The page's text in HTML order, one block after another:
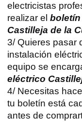
electricistas
realizar el
Castilleja de la
3/ Quieres pasar
instalación
equipo se
eléctrico
4/ Necesitas
tu boletín está
antes de